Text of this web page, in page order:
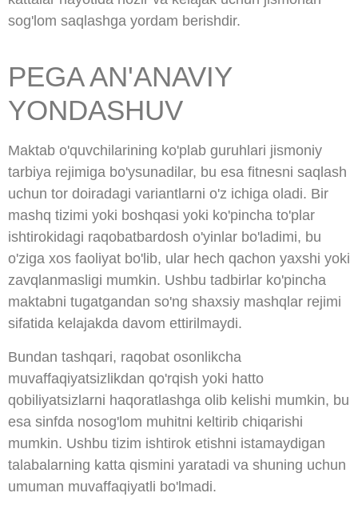
sog'lom saqlashga yordam berishdir.
PEGA AN'ANAVIY
YONDASHUV
Maktab o'quvchilarining ko'plab guruhlari jismoniy
tarbiya rejimiga bo'ysunadilar, bu esa fitnesni saqlash
uchun tor doiradagi variantlarni o'z ichiga oladi. Bir
mashq tizimi yoki boshqasi yoki ko'pincha to'plar
ishtirokidagi raqobatbardosh o'yinlar bo'ladimi, bu
o'ziga xos faoliyat bo'lib, ular hech qachon yaxshi yoki
zavqlanmasligi mumkin. Ushbu tadbirlar ko'pincha
maktabni tugatgandan so'ng shaxsiy mashqlar rejimi
sifatida kelajakda davom ettirilmaydi.
Bundan tashqari, raqobat osonlikcha
muvaffaqiyatsizlikdan qo'rqish yoki hatto
qobiliyatsizlarni haqoratlashga olib kelishi mumkin, bu
esa sinfda nosog'lom muhitni keltirib chiqarishi
mumkin. Ushbu tizim ishtirok etishni istamaydigan
talabalarning katta qismini yaratadi va shuning uchun
umuman muvaffaqiyatli bo'lmadi.